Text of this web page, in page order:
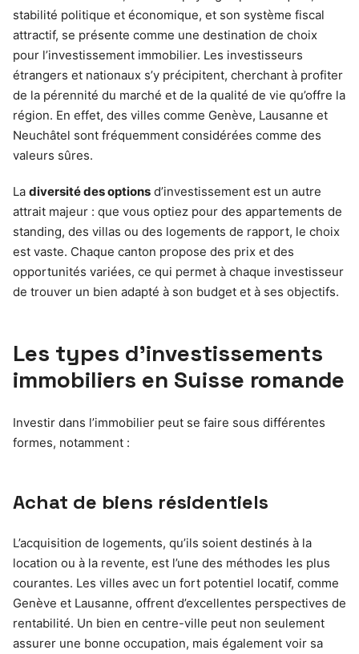
stabilité politique et économique, et son système fiscal
attractif, se présente comme une destination de choix
pour l’investissement immobilier. Les investisseurs
étrangers et nationaux s’y précipitent, cherchant à profiter
de la pérennité du marché et de la qualité de vie qu’offre la
région. En effet, des villes comme Genève, Lausanne et
Neuchâtel sont fréquemment considérées comme des
valeurs sûres.
La diversité des options d’investissement est un autre
attrait majeur : que vous optiez pour des appartements de
standing, des villas ou des logements de rapport, le choix
est vaste. Chaque canton propose des prix et des
opportunités variées, ce qui permet à chaque investisseur
de trouver un bien adapté à son budget et à ses objectifs.
Les types d’investissements
immobiliers en Suisse romande
Investir dans l’immobilier peut se faire sous différentes
formes, notamment :
Achat de biens résidentiels
L’acquisition de logements, qu’ils soient destinés à la
location ou à la revente, est l’une des méthodes les plus
courantes. Les villes avec un fort potentiel locatif, comme
Genève et Lausanne, offrent d’excellentes perspectives de
rentabilité. Un bien en centre-ville peut non seulement
assurer une bonne occupation, mais également voir sa